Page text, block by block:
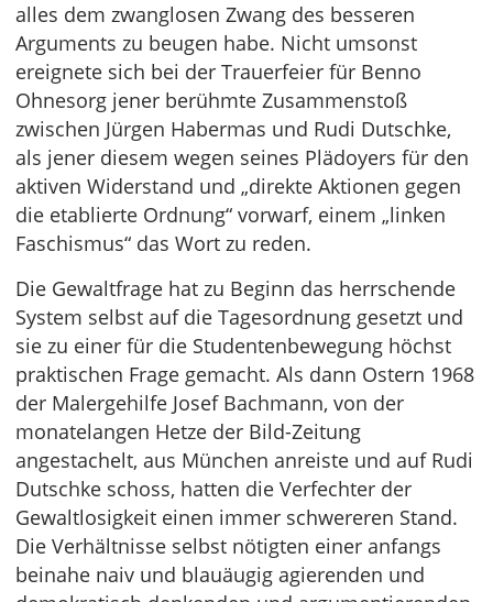
alles dem zwanglosen Zwang des besseren
Arguments zu beugen habe. Nicht umsonst
ereignete sich bei der Trauerfeier für Benno
Ohnesorg jener berühmte Zusammenstoß
zwischen Jürgen Habermas und Rudi Dutschke,
als jener diesem wegen seines Plädoyers für den
aktiven Widerstand und „direkte Aktionen gegen
die etablierte Ordnung“ vorwarf, einem „linken
Faschismus“ das Wort zu reden.
Die Gewaltfrage hat zu Beginn das herrschende
System selbst auf die Tagesordnung gesetzt und
sie zu einer für die Studentenbewegung höchst
praktischen Frage gemacht. Als dann Ostern 1968
der Malergehilfe Josef Bachmann, von der
monatelangen Hetze der Bild-Zeitung
angestachelt, aus München anreiste und auf Rudi
Dutschke schoss, hatten die Verfechter der
Gewaltlosigkeit einen immer schwereren Stand.
Die Verhältnisse selbst nötigten einer anfangs
beinahe naiv und blauäugig agierenden und